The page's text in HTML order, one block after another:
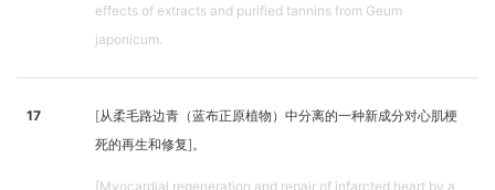
effects of extracts and purified tannins from Geum
japonicum.
17
[从柔毛路边青（蓝布正原植物）中分离的一种新成分对心肌梗
死的再生和修复]。
[Myocardial regeneration and repair of infarcted heart by a